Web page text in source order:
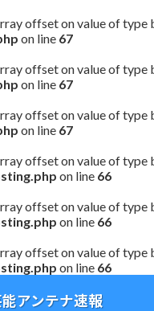
offset on value of type
on line 67
offset on value of type
on line 67
offset on value of type
on line 67
offset on value of type
on line 66
offset on value of type
on line 66
offset on value of type
on line 66
アンテナ速報